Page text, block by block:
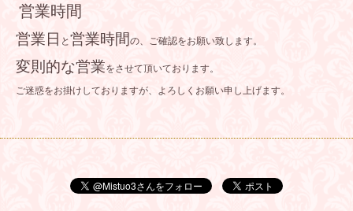
営業時間
営業日 と営業時間 の、ご確認をお願い致します。
変則的な営業をさせて頂いております。
ご迷惑をお掛けしておりますが、よろしくお願い申し上げます。